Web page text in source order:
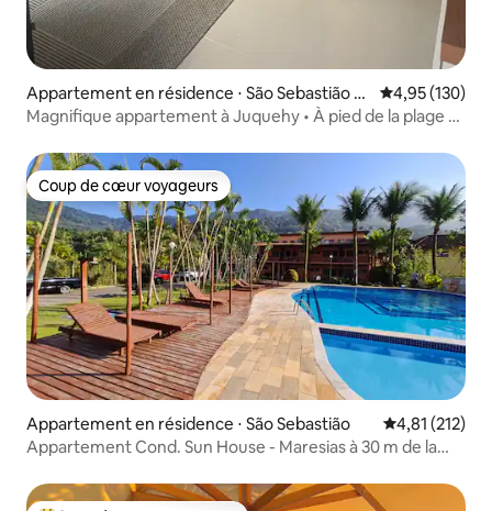
Appartement en résidence ⋅ São Sebastião J
uquehy
Évaluation
4,95 (130)
Magnifique appartement à Juquehy • À pied de la plage et
Coup de cœur voyageurs
Coup de cœur voyageurs
Appartement en résidence ⋅ São Sebastião Évaluation
4,81 (212)
Appartement Cond. Sun House - Maresias à 30 m de la